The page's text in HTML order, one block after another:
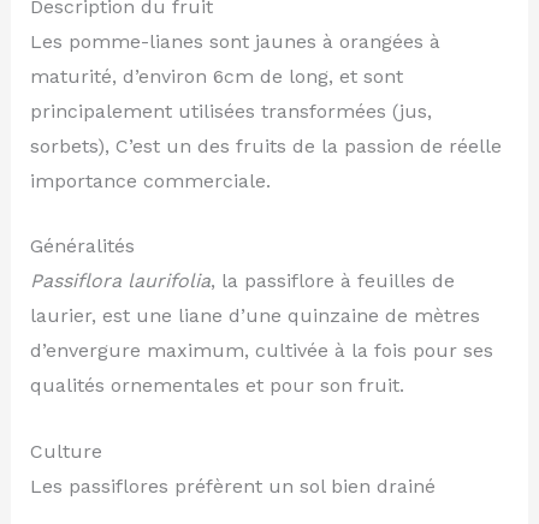
Description du fruit
Les pomme-lianes sont jaunes à orangées à
maturité, d’environ 6cm de long, et sont
principalement utilisées transformées (jus,
sorbets), C’est un des fruits de la passion de réelle
importance commerciale.
Généralités
Passiflora laurifolia, la passiflore à feuilles de
laurier, est une liane d’une quinzaine de mètres
d’envergure maximum, cultivée à la fois pour ses
qualités ornementales et pour son fruit.
Culture
Les passiflores préfèrent un sol bien drainé